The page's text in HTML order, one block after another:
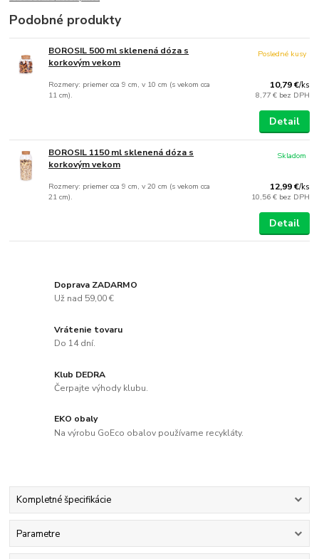
Podobné produkty
BOROSIL 500 ml sklenená dóza s
korkovým vekom
Rozmery: priemer cca 9 cm, v 10 cm (s vekom cca
11 cm).
10,79 €/ks
8,77 € bez DPH
Posledné kusy
Detail
BOROSIL 1150 ml sklenená dóza s
korkovým vekom
Rozmery: priemer cca 9 cm, v 20 cm (s vekom cca
21 cm).
12,99 €/ks
10,56 € bez DPH
Skladom
Detail
Doprava ZADARMO
Už nad 59,00 €
Vrátenie tovaru
Do 14 dní.
Klub DEDRA
Čerpajte výhody klubu.
EKO obaly
Na výrobu GoEco obalov používame recykláty.
Kompletné špecifikácie
Parametre